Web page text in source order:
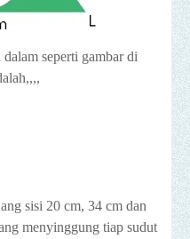
seperti gambar di
sisi 20 cm, 34 cm dan
menyinggung tiap sudut